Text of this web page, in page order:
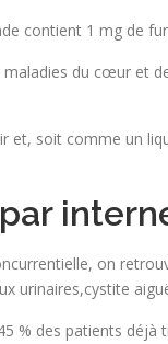
contient 1 mg de
du cœur et
soit comme un
on
urinaires,cystite
% des patients déjà